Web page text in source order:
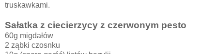
truskawkami.
Sałatka z ciecierzycy z czerwonym pesto
60g migdałów
2 ząbki czosnku